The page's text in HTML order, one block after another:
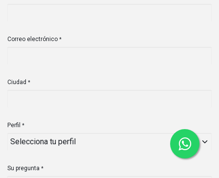
Correo electrónico *
Ciudad *
Perfil *
Su pregunta *